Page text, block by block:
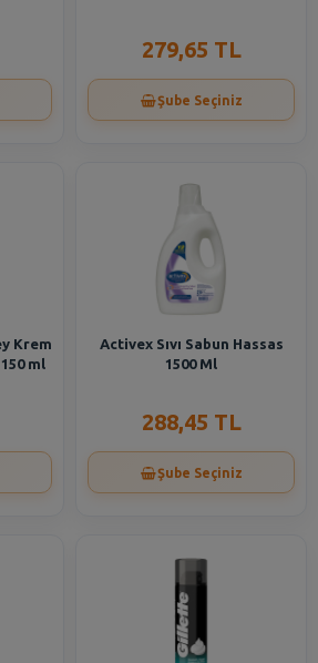
279,65 TL
Şube Seçiniz
Krem
ml
Activex Sıvı Sabun Hassas
1500 Ml
288,45 TL
Şube Seçiniz